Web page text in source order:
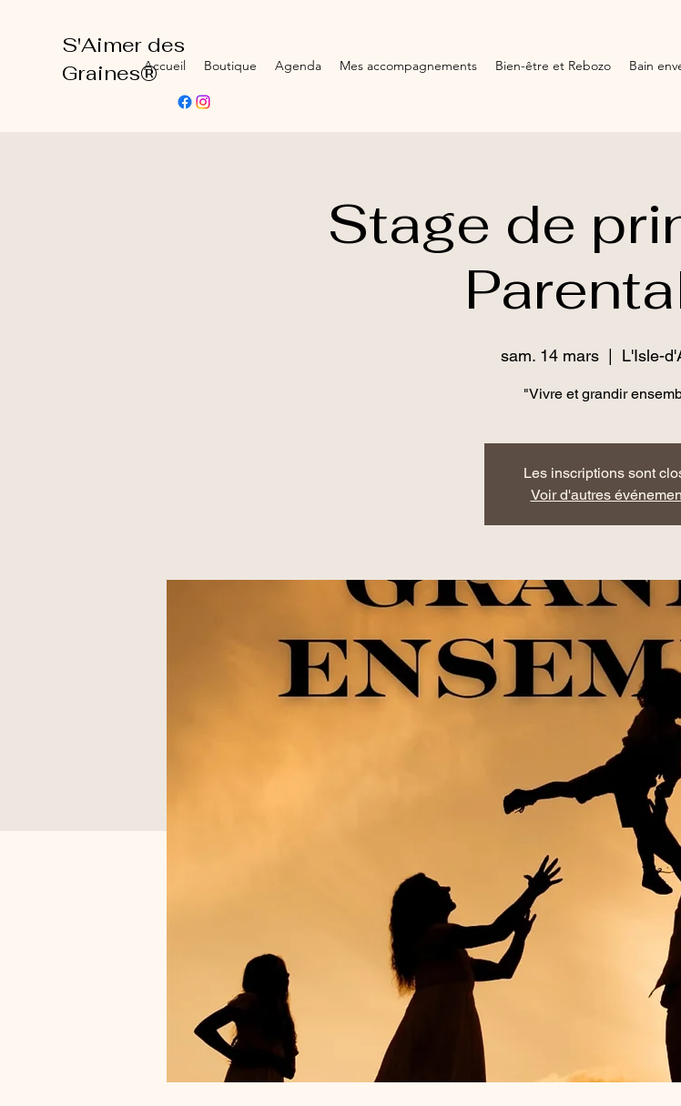
S'Aimer des
Graines®Accueil Boutique Agenda Mes accompagnements Bien-être et Rebozo Bain
Stage de
sam. 14 mars
  |
L'Isle-
"Vivre et grandir
Les inscriptions sont
Voir d'autres